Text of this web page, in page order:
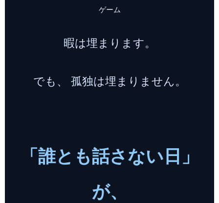
ゲーム
暇は埋まります。
でも、 孤独は埋まりません。
「誰とも話さない日」
が、